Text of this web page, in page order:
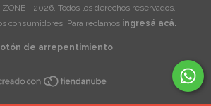
- 2026. Todos los derechos reservados.
consumidores. Para reclamos ingresá acá.
de arrepentimiento